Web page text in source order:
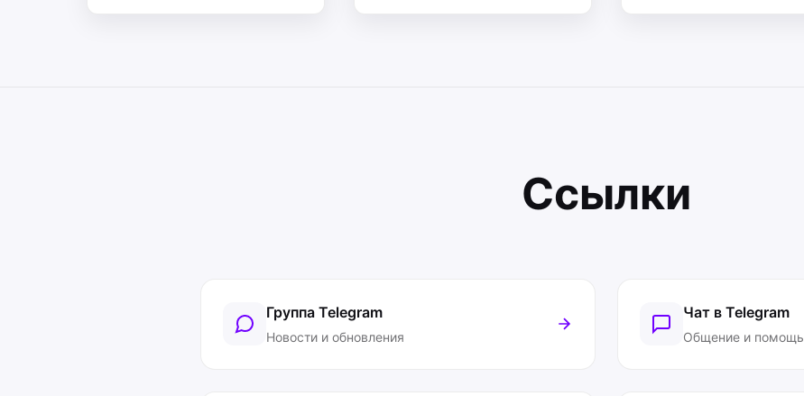
Ссылки
Группа Telegram
Новости и обновления
Чат в Telegram
Общение и помощь